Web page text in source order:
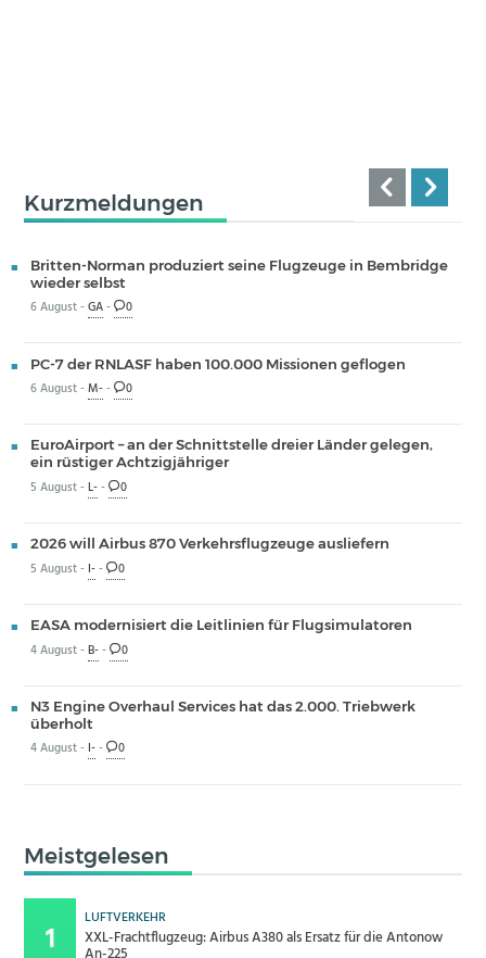
Kurzmeldungen
Britten-Norman produziert seine Flugzeuge in Bembridge
wieder selbst
6 August -GA- 0
PC-7 der RNLASF haben 100.000 Missionen geflogen
6 August -M-- 0
EuroAirport – an der Schnittstelle dreier Länder gelegen,
ein rüstiger Achtzigjähriger
5 August -L-- 0
2026 will Airbus 870 Verkehrsflugzeuge ausliefern
5 August - I-- 0
EASA modernisiert die Leitlinien für Flugsimulatoren
4 August -B-- 0
N3 Engine Overhaul Services hat das 2.000. Triebwerk
überholt
4 August - I-- 0
Meistgelesen
LUFTVERKEHR
XXL-Frachtflugzeug: Airbus A380 als Ersatz für die Antonow